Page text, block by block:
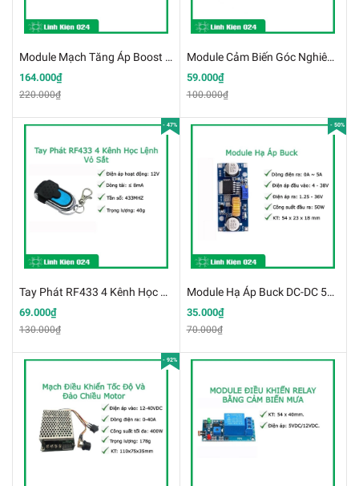
Module Mạch Tăng Áp Boost 12A 150W In 8-32VDC, Out 9V-46VDC ( K2C7)
164.000₫
220.000₫
Module Cảm Biến Góc Nghiêng 2 Kênh SW520D (Tilt Sensor) (K3E13-2)
59.000₫
100.000₫
- 47%
Tay Phát RF433 4 Kênh Học Lệnh Vỏ Sắt K4E10
69.000₫
130.000₫
- 50%
Module Hạ Áp Buck DC-DC 5A XL4015 (K2D6)
35.000₫
70.000₫
- 92%